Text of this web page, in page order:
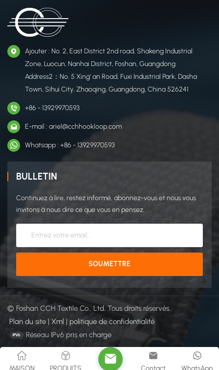
Ajouter : No. 2, East District 2nd road, Shakeng Industrial
Zone, Luocun, Nanhai District, Foshan, Guangdong
Address2：No. 5 Xing' an Road, Fuxi Industrial Park, Dasha
Town, Sihui City, Zhaoqing, Guangdong, China 526241
+86 - 13929970593
E-mail : ariel@cchhookloop.com
Whatsapp : +86 - 13929970593
BULLETIN
Continuez à lire, restez informé, abonnez-vous et nous vous
invitons à nous dire ce que vous en pensez.
© Foshan CCH Textile Co., Ltd. Tous droits réservés.
Plan du site | Xml | politique de confidentialité
Réseau IPv6 pris en charge
MAISON PRODUITS WhatsApp
Contact